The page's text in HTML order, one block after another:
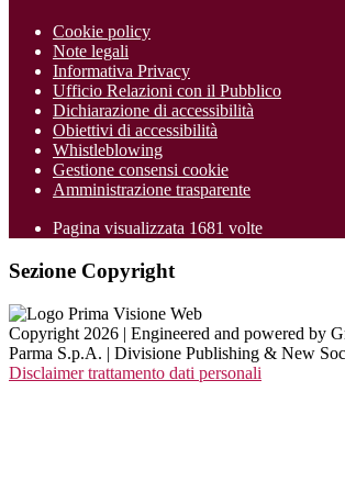
Cookie policy
Note legali
Informativa Privacy
Ufficio Relazioni con il Pubblico
Dichiarazione di accessibilità
Obiettivi di accessibilità
Whistleblowing
Gestione consensi cookie
Amministrazione trasparente
Pagina visualizzata 1681 volte
Sezione Copyright
Copyright 2026 | Engineered and powered by
Parma S.p.A. | Divisione Publishing & New
Disclaimer trattamento dati personali